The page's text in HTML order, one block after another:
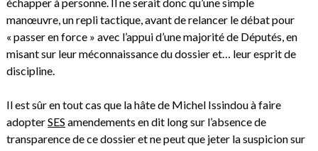
manœuvre, un repli tactique, avant de relancer le débat pour
« passer en force » avec l’appui d’une majorité de Députés, en
misant sur leur méconnaissance du dossier et… leur esprit de
discipline.
Il est sûr en tout cas que la hâte de Michel Issindou à faire
adopterSES amendements en dit long sur l’absence de
transparence de ce dossier et ne peut que jeter la suspicion sur